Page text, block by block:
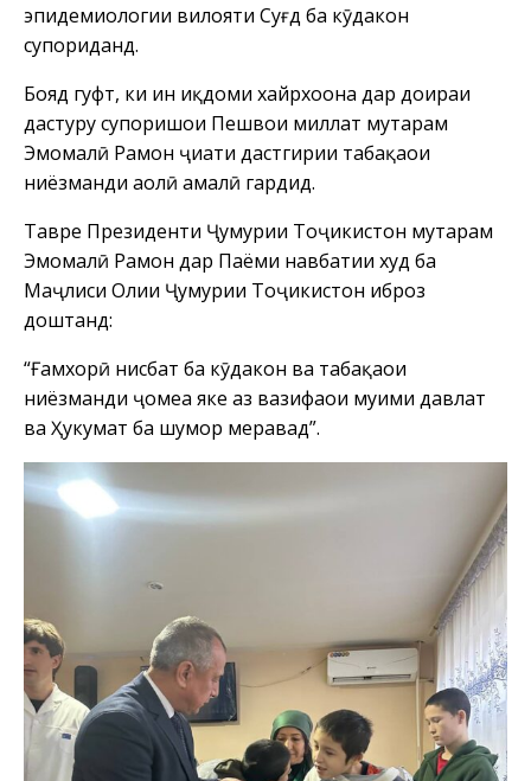
эпидемиологии вилояти Суғд ба кӯдакон
супориданд.
Бояд гуфт, ки ин иқдоми хайрхоҳона дар доираи
дастуру супоришҳои Пешвои миллат муҳтарам
Эмомалӣ Раҳмон ҷиҳати дастгирии табақаҳои
ниёзманди аҳолӣ амалӣ гардид.
Тавре Президенти Ҷумҳурии Тоҷикистон муҳтарам
Эмомалӣ Раҳмон дар Паёми навбатии худ ба
Маҷлиси Олии Ҷумҳурии Тоҷикистон иброз
доштанд:
“Ғамхорӣ нисбат ба кӯдакон ва табақаҳои
ниёзманди ҷомеа яке аз вазифаҳои муҳими давлат
ва Ҳукумат ба шумор меравад”.